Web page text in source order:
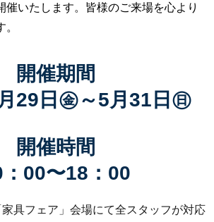
催いたします。皆様のご来場を心より
開催期間
29日㊎～5月31日㊐
開催時間
00〜18：00
具フェア」会場にて全スタッフが対応